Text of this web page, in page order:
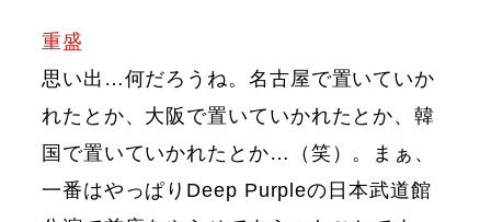
重盛
思い出…何だろうね。名古屋で置いていか
れたとか、大阪で置いていかれたとか、韓
国で置いていかれたとか…（笑）。まぁ、
一番はやっぱりDeep Purpleの日本武道館